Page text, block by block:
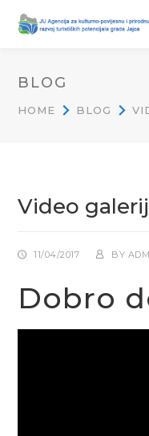
BLOG
HOME BLOG
Video
11/04/2017 BY
Dobro